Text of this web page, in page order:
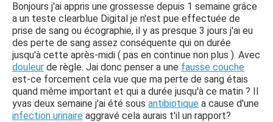
Bonjours j'ai appris une grossesse depuis 1 semaine grâce
a un teste clearblue Digital je n'est pue effectuée de
prise de sang ou écographie, il y as presque 3 jours j'ai eu
des perte de sang assez conséquente qui on durée
jusqu'à cette après-midi ( pas en continue non plus ). Avec
douleur de règle. Jai donc penser a une fausse couche
est-ce forcement cela vue que ma perte de sang étais
quand même important et qui a durée jusqu'à ce matin ? Il
yvas deux semaine j'ai été sous antibiotique a cause d'une
infection urinaire aggravé cela aurais t'il un rapport?